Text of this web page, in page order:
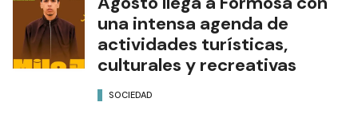
una intensa agenda de
actividades turísticas,
culturales y recreativas
SOCIEDAD